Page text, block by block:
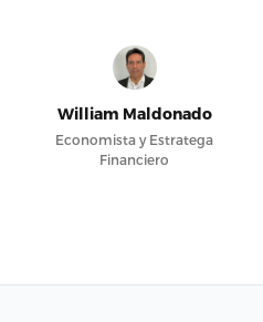
William Maldonado
Economista y Estratega
Financiero